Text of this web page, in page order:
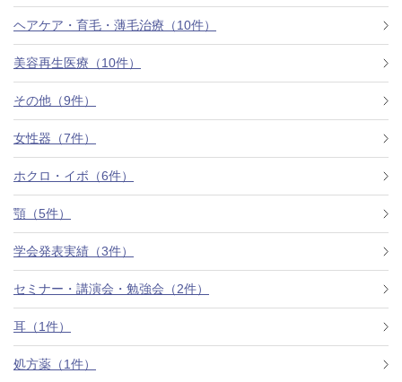
アクセス
西梅田から徒歩2分
ついて
よくあるご質問
美容ブログ
ヘアケア・育毛・薄毛治療（10件）
美容再生医療（10件）
その他（9件）
女性器（7件）
ホクロ・イボ（6件）
顎（5件）
学会発表実績（3件）
セミナー・講演会・勉強会（2件）
耳（1件）
処方薬（1件）